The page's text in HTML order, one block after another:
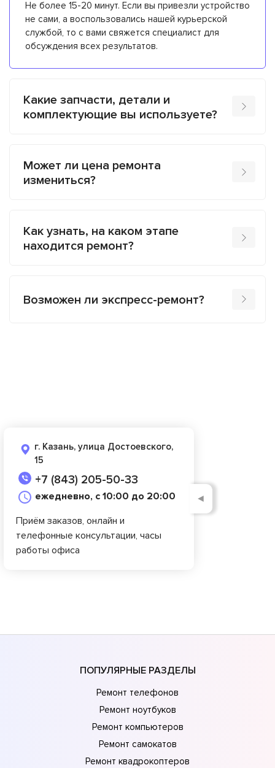
Не более 15-20 минут. Если вы привезли устройство
не сами, а воспользовались нашей курьерской
службой, то с вами свяжется специалист для
обсуждения всех результатов.
Какие запчасти, детали и
комплектующие вы используете?
Может ли цена ремонта
измениться?
Как узнать, на каком этапе
находится ремонт?
Возможен ли экспресс-ремонт?
г. Казань, улица Достоевского,
15
+7 (843) 205-50-33
ежедневно, с 10:00 до 20:00
Приём заказов, онлайн и
телефонные консультации, часы
работы офиса
◄
ПОПУЛЯРНЫЕ РАЗДЕЛЫ
Ремонт телефонов
Ремонт ноутбуков
Ремонт компьютеров
Ремонт самокатов
Ремонт квадрокоптеров